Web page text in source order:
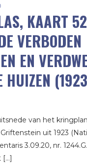
KAART
VERBODEN
EN
HUIZEN
van het
uit 1923
3.09.20, nr.
[…]